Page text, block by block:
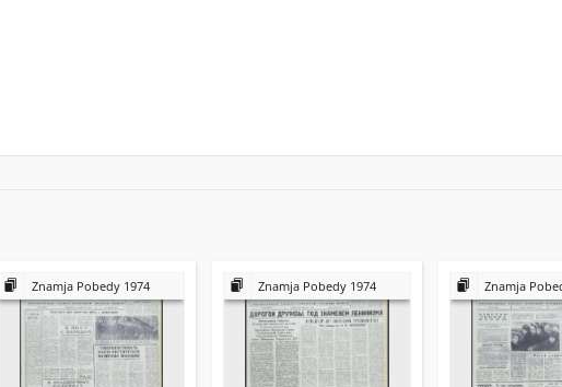
Znamja Pobedy 1974 Znamja Pobedy 1974 Znamja